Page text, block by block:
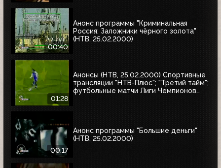
00:40
Анонс программы "Криминальная
Россия: Заложники чёрного золота"
(НТВ, 25.02.2000)
01:28
Анонсы (НТВ, 25.02.2000) Спортивные
трансляции "НТВ-Плюс"; "Третий тайм";
футбольные матчи Лиги Чемпионов
00:17
Анонс программы "Большие деньги"
(НТВ, 25.02.2000)